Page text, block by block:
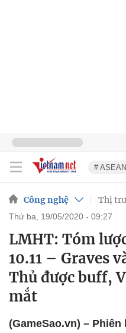
#
Công nghệ Thị
thứ ba, 19/05/2020 - 09:27
LMHT: Tóm
10.11 – Graves
Thủ được buff,
mắt
(GameSao.vn) –